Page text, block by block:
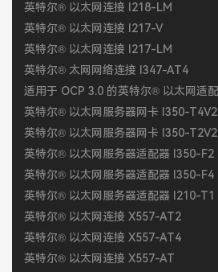
英特尔® 以太网连接 I218-LM
英特尔® 以太网连接 I217-V
英特尔® 以太网连接 I217-LM
英特尔® 太网网络连接 I347-AT4
适用于 OCP 3.0 的英特尔® 以太网适
英特尔® 以太网服务器网卡 I350-T4V2
英特尔® 以太网服务器网卡 I350-T2V2
英特尔® 以太网服务器适配器 I350-F2
英特尔® 以太网服务器适配器 I350-F4
英特尔® 以太网服务器适配器 I210-T1
英特尔® 以太网连接 X557-AT2
英特尔® 以太网连接 X557-AT4
英特尔® 以太网连接 X557-AT